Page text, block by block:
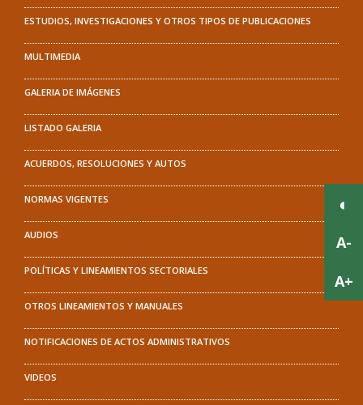
ESTUDIOS, INVESTIGACIONES Y OTROS TIPOS DE PUBLICACIONES
MULTIMEDIA
GALERIA DE IMÁGENES
LISTADO GALERIA
ACUERDOS, RESOLUCIONES Y AUTOS
NORMAS VIGENTES
AUDIOS
POLÍTICAS Y LINEAMIENTOS SECTORIALES
OTROS LINEAMIENTOS Y MANUALES
NOTIFICACIONES DE ACTOS ADMINISTRATIVOS
VIDEOS